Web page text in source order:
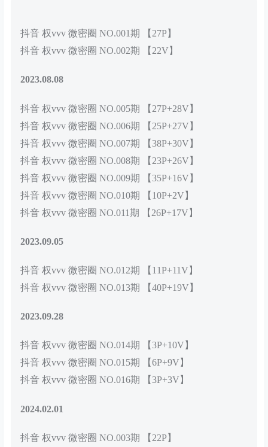
抖音 权vvv 微密圈 NO.001期 【27P】
抖音 权vvv 微密圈 NO.002期 【22V】
2023.08.08
抖音 权vvv 微密圈 NO.005期 【27P+28V】
抖音 权vvv 微密圈 NO.006期 【25P+27V】
抖音 权vvv 微密圈 NO.007期 【38P+30V】
抖音 权vvv 微密圈 NO.008期 【23P+26V】
抖音 权vvv 微密圈 NO.009期 【35P+16V】
抖音 权vvv 微密圈 NO.010期 【10P+2V】
抖音 权vvv 微密圈 NO.011期 【26P+17V】
2023.09.05
抖音 权vvv 微密圈 NO.012期 【11P+11V】
抖音 权vvv 微密圈 NO.013期 【40P+19V】
2023.09.28
抖音 权vvv 微密圈 NO.014期 【3P+10V】
抖音 权vvv 微密圈 NO.015期 【6P+9V】
抖音 权vvv 微密圈 NO.016期 【3P+3V】
2024.02.01
抖音 权vvv 微密圈 NO.003期 【22P】